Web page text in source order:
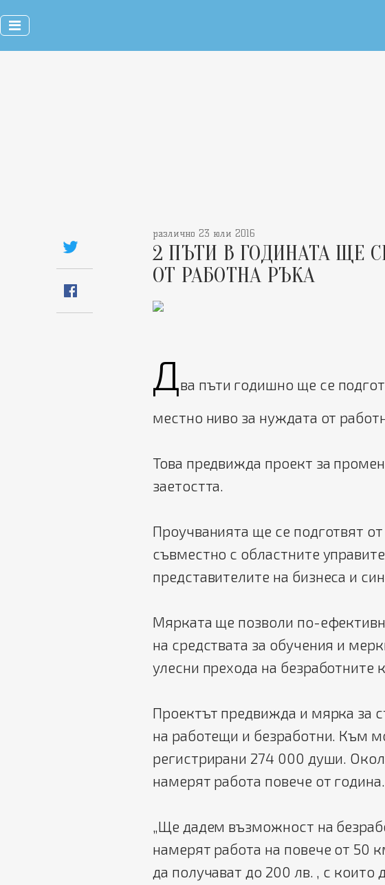
различно 23 юли 2016
2 ПЪТИ В ГОДИНАТА ЩЕ
ОТ РАБОТНА РЪКА
Два пъти годишно ще се
местно ниво за нуждата от
Това предвижда проект за
заетостта.
Проучванията ще се подготвят
съвместно с областните
представителите на бизнеса и
Мярката ще позволи по-
на средствата за обучения и
улесни прехода на безработните
Проектът предвижда и мярка за
на работещи и безработни. Към
регистрирани 274 000 души.
намерят работа повече от година.
„Ще дадем възможност на
намерят работа на повече от 50
да получават до 200 лв. , с които